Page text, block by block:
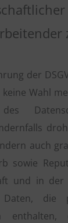
der
Wahl
auch
sowie
und in der
die